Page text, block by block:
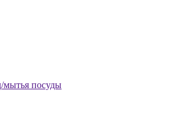
мытья посуды